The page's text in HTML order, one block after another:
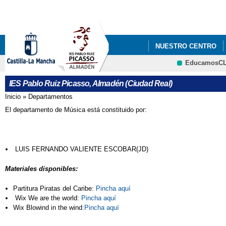
NUESTRO CENTRO
QUÉ HACEMOS
CONFLICTO
IES Pablo Ruiz Picasso, Almadén (Ciudad Real)
Se encuentra usted aquí
Inicio » Departamentos
El departamento de Música está constituido por:
LUIS FERNANDO VALIENTE ESCOBAR(JD)
Materiales disponibles:
Partitura Piratas del Caribe: Pincha aquí
Wix We are the world: Pincha aquí
Wix Blowind in the wind:Pincha aquí